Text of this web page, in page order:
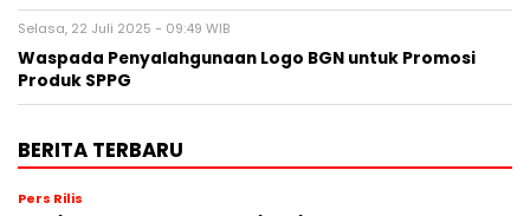
Selasa, 22 Juli 2025 - 09:49 WIB
Waspada Penyalahgunaan Logo BGN untuk Promosi
Produk SPPG
BERITA TERBARU
Pers Rilis